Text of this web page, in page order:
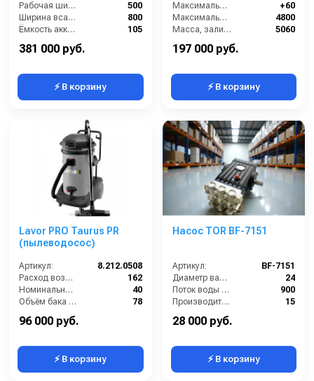
Рабочая ширина щеток (мм):
500
Ширина всасывающей балки (мм):
800
Ёмкость аккумуляторов (Ач):
105
381 000 руб.
⚡ В корзину
Максимальная температура жидкости (°C):
+60
Максимальный объем (л):
4800
Масса, залитая (кг):
5060
197 000 руб.
⚡ В корзину
Lavor PRO Taurus PR
(пылеводосос)
Артикул:
8.212.0508
Расход воздуха (л/сек):
162
Номинальный диаметр принадлежностей (мм):
40
Объём бака (л):
78
Рабочая ширина основной насадки (мм):
96 000 руб.
⚡ В корзину
Насос TOR BF-7151
Артикул:
BF-7151
Диаметр вала (мм):
24
Поток воды (л/час):
900
Производительность (л/мин):
15
Температура (°C):
28 000 руб.
⚡ В корзину